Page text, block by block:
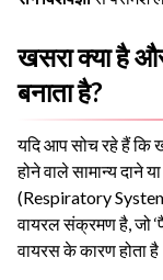
खसरा क्या है
बनाता है?
यदि आप सोच रहे हैं कि
होने वाले सामान्य दाने
(Respiratory
वायरल संक्रमण है, जो
वायरस के कारण होता